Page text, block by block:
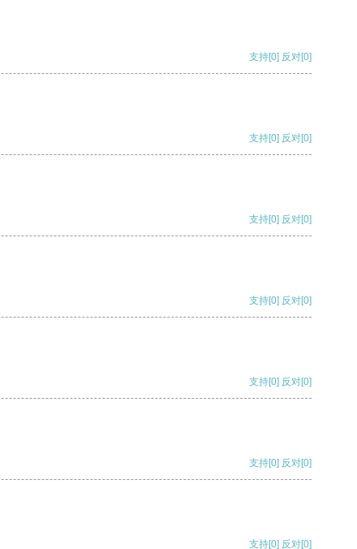
支持[0] 反对[0]
支持[0] 反对[0]
支持[0] 反对[0]
支持[0] 反对[0]
支持[0] 反对[0]
支持[0] 反对[0]
支持[0] 反对[0]